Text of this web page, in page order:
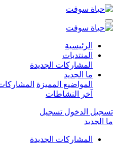
الرئيسية
المنتديات
المشاركات الجديدة
ما الجديد
المواضيع المميزة
آخر النشاطات
تسجيل الدخول تسجيل
ما الجديد
المشاركات الجديدة